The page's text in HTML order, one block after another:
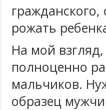
рожать
На мой
полноценно
мальчиков.
образец